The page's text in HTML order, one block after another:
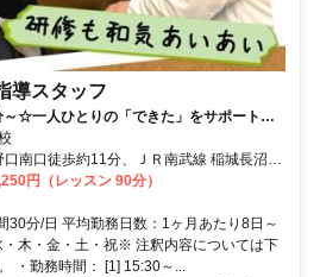
導スタッフ
～☆一人ひとりの「できた」をサポートす
南口徒歩約11分、ＪＲ南武線 稲城長沼北
線 稲城北口徒歩約19分 矢野口駅より徒歩
円（レッスン 90分）
30分/日 平均勤務日数：1ヶ月あたり8日～
・木・金・土・祝※ 注釈内容については下
・勤務時間： [1] 15:30～...